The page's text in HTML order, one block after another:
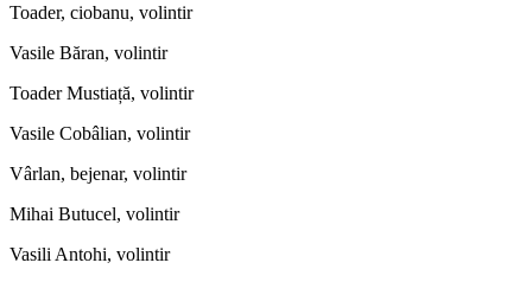
Toader, ciobanu, volintir
Vasile Băran, volintir
Toader Mustiață, volintir
Vasile Cobâlian, volintir
Vârlan, bejenar, volintir
Mihai Butucel, volintir
Vasili Antohi, volintir